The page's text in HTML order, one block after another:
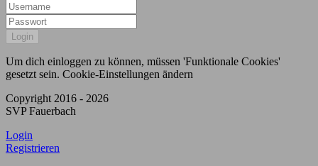
Um dich einloggen zu können, müssen 'Funktionale Cookies'
gesetzt sein. Cookie-Einstellungen ändern
Copyright 2016 - 2026
SVP Fauerbach
Login
Registrieren